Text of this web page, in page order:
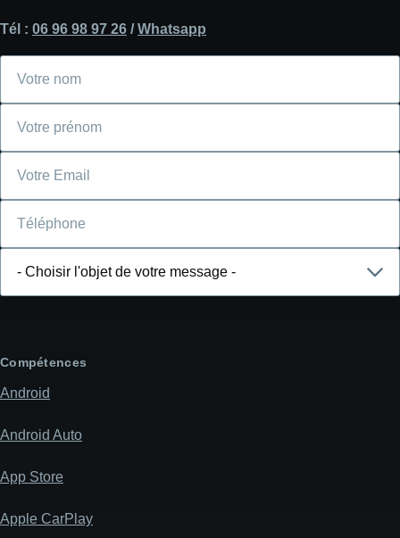
Tél : 06 96 98 97 26 /Whatsapp
message
Compétences
Android
Android Auto
App Store
Apple CarPlay